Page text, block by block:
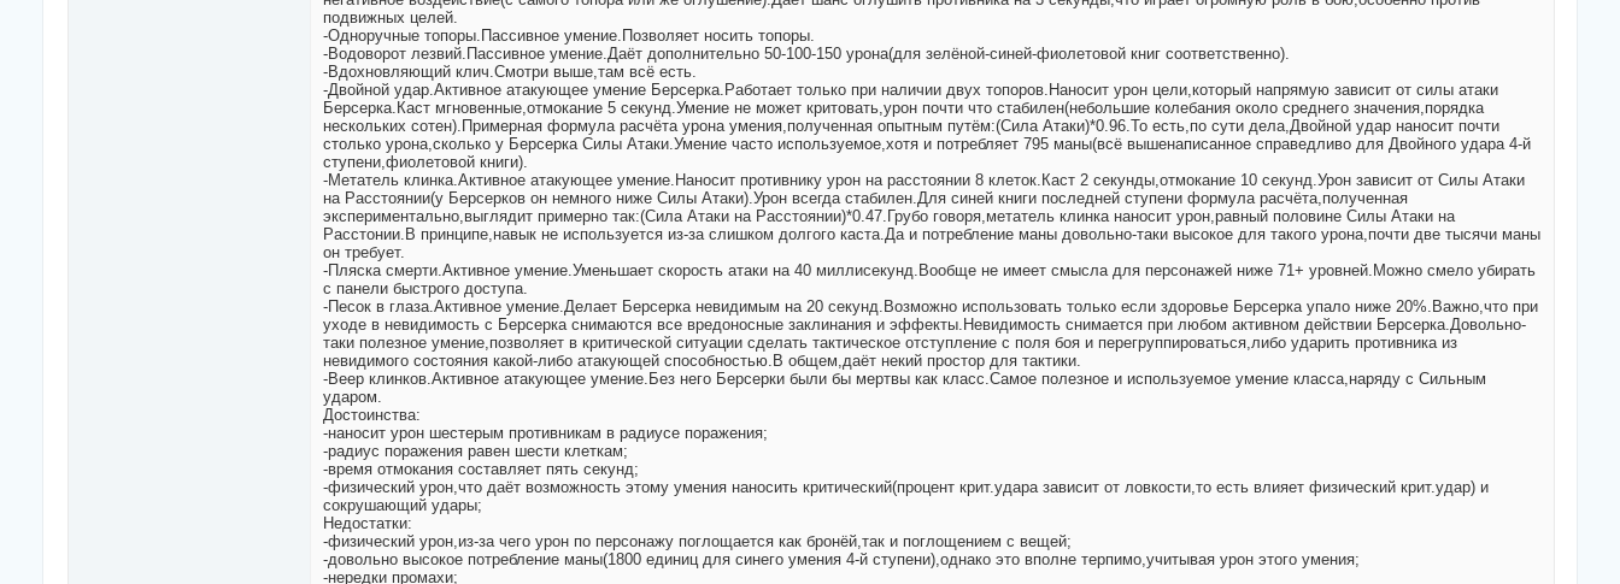
подвижных целей.
-Одноручные топоры.Пассивное умение.Позволяет носить топоры.
-Водоворот лезвий.Пассивное умение.Даёт дополнительно 50-100-150 урона(для зелёной-синей-фиолетовой книг соответственно).
-Вдохновляющий клич.Смотри выше,там всё есть.
-Двойной удар.Активное атакующее умение Берсерка.Работает только при наличии двух топоров.Наносит урон цели,который напрямую зависит от силы атаки
Берсерка.Каст мгновенные,отмокание 5 секунд.Умение не может критовать,урон почти что стабилен(небольшие колебания около среднего значения,порядка
нескольких сотен).Примерная формула расчёта урона умения,полученная опытным путём:(Сила Атаки)*0.96.То есть,по сути дела,Двойной удар наносит почти
столько урона,сколько у Берсерка Силы Атаки.Умение часто используемое,хотя и потребляет 795 маны(всё вышенаписанное справедливо для Двойного удара 4-й
ступени,фиолетовой книги).
-Метатель клинка.Активное атакующее умение.Наносит противнику урон на расстоянии 8 клеток.Каст 2 секунды,отмокание 10 секунд.Урон зависит от Силы Атаки
на Расстоянии(у Берсерков он немного ниже Силы Атаки).Урон всегда стабилен.Для синей книги последней ступени формула расчёта,полученная
экспериментально,выглядит примерно так:(Сила Атаки на Расстоянии)*0.47.Грубо говоря,метатель клинка наносит урон,равный половине Силы Атаки на
Расстонии.В принципе,навык не используется из-за слишком долгого каста.Да и потребление маны довольно-таки высокое для такого урона,почти две тысячи маны
он требует.
-Пляска смерти.Активное умение.Уменьшает скорость атаки на 40 миллисекунд.Вообще не имеет смысла для персонажей ниже 71+ уровней.Можно смело убирать
с панели быстрого доступа.
-Песок в глаза.Активное умение.Делает Берсерка невидимым на 20 секунд.Возможно использовать только если здоровье Берсерка упало ниже 20%.Важно,что при
уходе в невидимость с Берсерка снимаются все вредоносные заклинания и эффекты.Невидимость снимается при любом активном действии Берсерка.Довольно-
таки полезное умение,позволяет в критической ситуации сделать тактическое отступление с поля боя и перегруппироваться,либо ударить противника из
невидимого состояния какой-либо атакующей способностью.В общем,даёт некий простор для тактики.
-Веер клинков.Активное атакующее умение.Без него Берсерки были бы мертвы как класс.Самое полезное и используемое умение класса,наряду с Сильным
ударом.
Достоинства:
-наносит урон шестерым противникам в радиусе поражения;
-радиус поражения равен шести клеткам;
-время отмокания составляет пять секунд;
-физический урон,что даёт возможность этому умения наносить критический(процент крит.удара зависит от ловкости,то есть влияет физический крит.удар) и
сокрушающий удары;
Недостатки:
-физический урон,из-за чего урон по персонажу поглощается как бронёй,так и поглощением с вещей;
-довольно высокое потребление маны(1800 единиц для синего умения 4-й ступени),однако это вполне терпимо,учитывая урон этого умения;
-нередки промахи;